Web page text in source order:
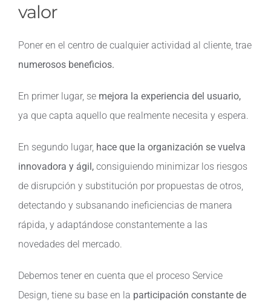
valor
Poner en el centro de cualquier actividad al cliente, trae
numerosos beneficios.
En primer lugar, se mejora la experiencia del usuario,
ya que capta aquello que realmente necesita y espera.
En segundo lugar, hace que la organización se vuelva
innovadora y ágil, consiguiendo minimizar los riesgos
de disrupción y substitución por propuestas de otros,
detectando y subsanando ineficiencias de manera
rápida, y adaptándose constantemente a las
novedades del mercado.
Debemos tener en cuenta que el proceso Service
Design, tiene su base en la participación constante de